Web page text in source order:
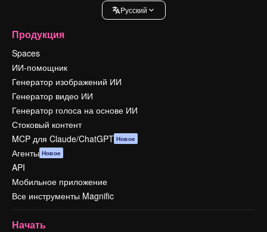
Pусский
Продукция
Spaces
ИИ-помощник
Генератор изображений ИИ
Генератор видео ИИ
Генератор голоса на основе ИИ
Стоковый контент
MCP для Claude/ChatGPT Новое
Агенты Новое
API
Мобильное приложение
Все инструменты Magnific
Начать